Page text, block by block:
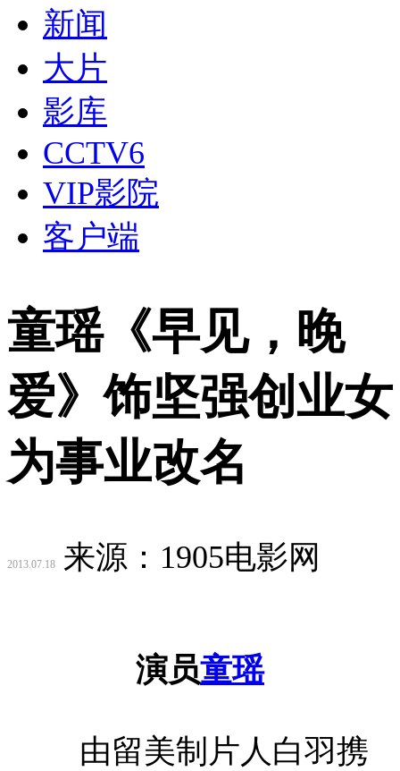
新闻
大片
影库
CCTV6
VIP影院
客户端
童瑶《早见，晚
爱》饰坚强创业女
为事业改名
2013.07.18 来源：1905电影网
演员童瑶
由留美制片人白羽携